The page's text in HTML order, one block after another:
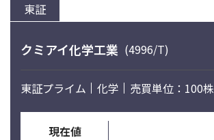
東証
クミアイ化学工業 (4996/T)
東証プライム 化学 売買単位：100株
現在値